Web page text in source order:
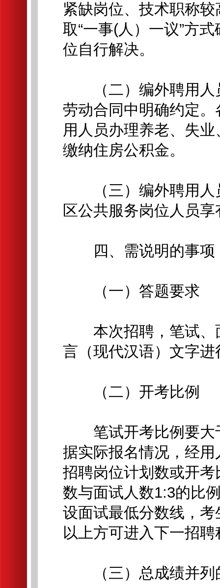
紧缺岗位、技术职称
取“一事(人）一议”方
位自行解决。
（二）编外聘用人
劳动合同中明确约定
用人员办理养老、失
缴纳住房公积金。
（三）编外聘用人
区公共服务岗位人员
四、需说明的事项
（一）答题要求
本次招聘，笔试、
言（现代汉语）文字
（二）开考比例
笔试开考比例要大
据实际报名情况，经
招聘岗位计划数或开
数与面试人数1:3的比
设面试最低分数线，
以上方可进入下一招聘
（三）总成绩并列